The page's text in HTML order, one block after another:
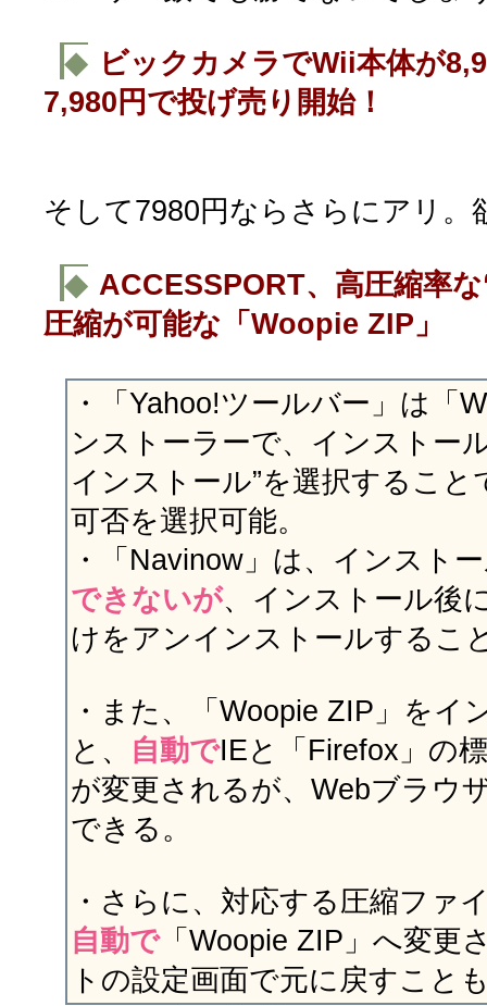
◆ ビックカメラでWii本体が
7,980円で投げ売り開始！
そして7980円ならさらにアリ。
◆ ACCESSPORT、高圧縮率
圧縮が可能な「Woopie ZIP」
・「Yahoo!ツールバー」は「
ンストーラーで、インストー
インストール”を選択するこ
可否を選択可能。
・「Navinow」は、インスト
できないが、インストール後
けをアンインストールするこ
・また、「Woopie ZIP」をイ
と、
自動でIEと「Firefox」の
が変更されるが、Webブラウ
できる。
・さらに、対応する圧縮ファ
自動で「Woopie ZIP」へ変更
トの設定画面で元に戻すこと